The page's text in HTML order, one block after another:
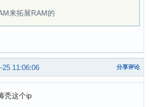
来拓展RAM的
25 11:06:06 分享评论
秃这个ip